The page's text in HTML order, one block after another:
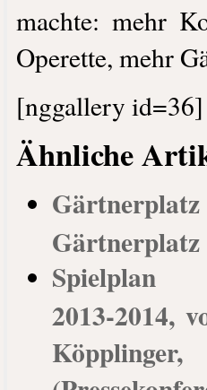
machte: mehr
Operette, mehr
[nggallery id=36]
Ähnliche
Gärtnerplatz
Spielplan
2013-2014,